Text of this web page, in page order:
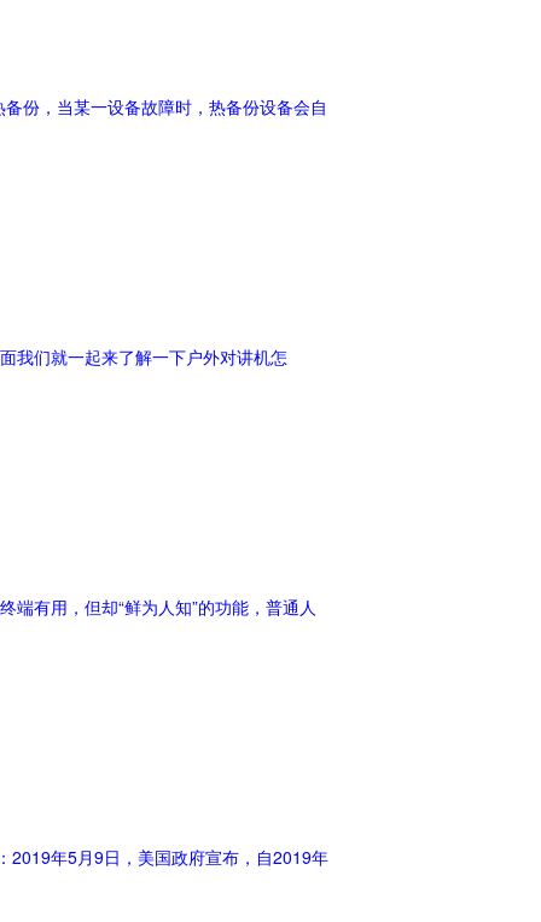
份，当某一设备故障时，热备份设备会自
我们就一起来了解一下户外对讲机怎
有用，但却“鲜为人知”的功能，普通人
2019年5月9日，美国政府宣布，自2019年